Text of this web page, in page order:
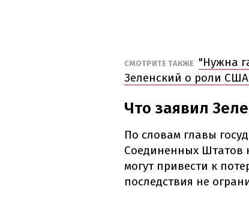
СМОТРИТЕ ТАКЖЕ "Нужна
Зеленский о роли
Что заявил
По словам главы
Соединенных Штатов
могут привести к
последствия не